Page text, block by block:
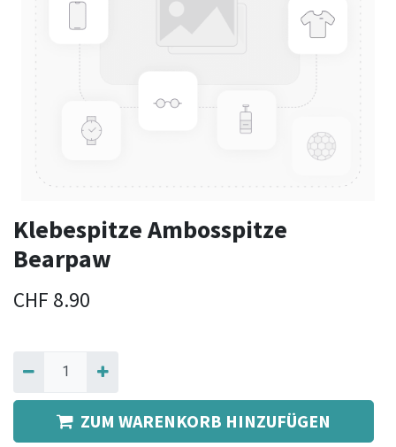
Klebespitze Ambosspitze
Bearpaw
CHF 8.90
ZUM WARENKORB HINZUFÜGEN